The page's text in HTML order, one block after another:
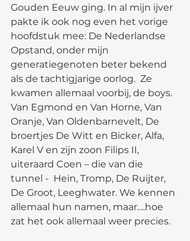
Gouden Eeuw ging. In al mijn ijver
pakte ik ook nog even het vorige
hoofdstuk mee: De Nederlandse
Opstand, onder mijn
generatiegenoten beter bekend
als de tachtigjarige oorlog.  Ze
kwamen allemaal voorbij, de boys.
Van Egmond en Van Horne, Van
Oranje, Van Oldenbarnevelt, De
broertjes De Witt en Bicker, Alfa,
Karel V en zijn zoon Filips II,
uiteraard Coen – die van die
tunnel -  Hein, Tromp, De Ruijter,
De Groot, Leeghwater. We kennen
allemaal hun namen, maar….hoe
zat het ook allemaal weer precies.